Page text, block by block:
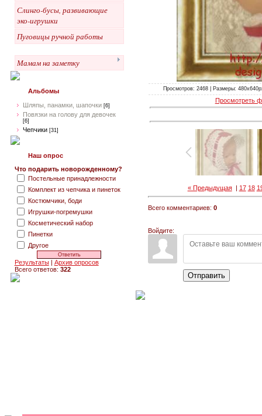
Слинго-бусы, развивающие
эко-игрушки
Пуговицы ручной работы
Мамам на заметку
Альбомы
Шляпы, панамки, шапочки [6]
Повязки на голову для девочек
[6]
Чепчики [31]
Наш опрос
Что подарить новорожденному?
Постельные принадлежности
Комплект из чепчика и пинеток
Костюмчики, боди
Игрушки-погремушки
Косметический набор
Пинетки
Другое
Результаты| Архив опросов
Всего ответов: 322
Просмотров: 2468 | Размеры:
Просмотреть
« Предыдущая| 17 18
Всего комментариев: 0
Войдите:
Отправить